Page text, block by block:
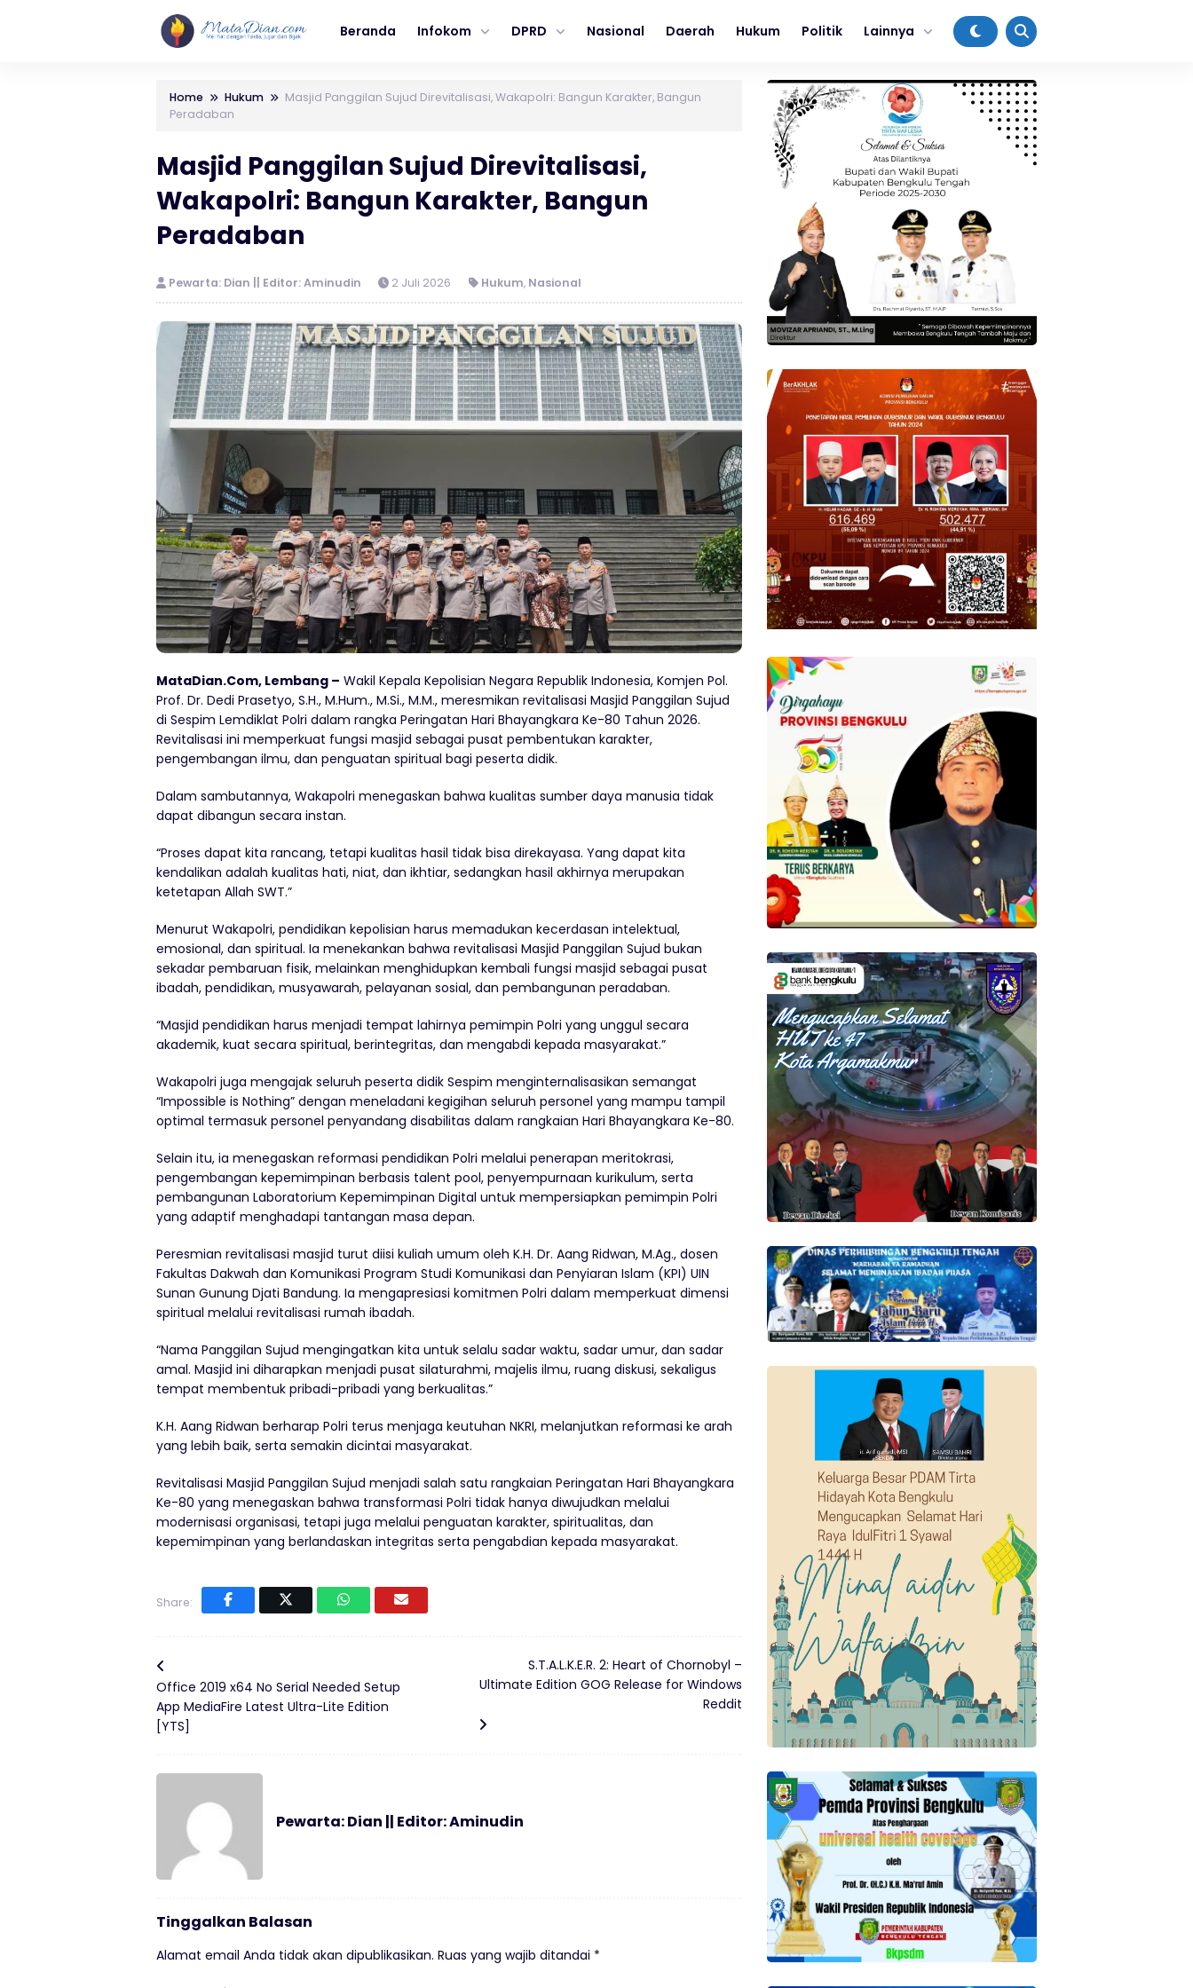
Beranda Infokom DPRD Nasional Daerah Hukum Politik Lainnya
Home Hukum
Masjid Panggilan Sujud Direvitalisasi, Wakapolri: Bangun Karakter, Bangun
Peradaban
Masjid Panggilan Sujud Direvitalisasi,
Wakapolri: Bangun Karakter, Bangun
Peradaban
Pewarta: Dian || Editor: Aminudin 2 Juli 2026 Hukum, Nasional
MataDian.Com, Lembang – Wakil Kepala Kepolisian Negara Republik Indonesia, Komjen Pol.
Prof. Dr. Dedi Prasetyo, S.H., M.Hum., M.Si., M.M., meresmikan revitalisasi Masjid Panggilan Sujud
di Sespim Lemdiklat Polri dalam rangka Peringatan Hari Bhayangkara Ke-80 Tahun 2026.
Revitalisasi ini memperkuat fungsi masjid sebagai pusat pembentukan karakter,
pengembangan ilmu, dan penguatan spiritual bagi peserta didik.
Dalam sambutannya, Wakapolri menegaskan bahwa kualitas sumber daya manusia tidak
dapat dibangun secara instan.
“Proses dapat kita rancang, tetapi kualitas hasil tidak bisa direkayasa. Yang dapat kita
kendalikan adalah kualitas hati, niat, dan ikhtiar, sedangkan hasil akhirnya merupakan
ketetapan Allah SWT.”
Menurut Wakapolri, pendidikan kepolisian harus memadukan kecerdasan intelektual,
emosional, dan spiritual. Ia menekankan bahwa revitalisasi Masjid Panggilan Sujud bukan
sekadar pembaruan fisik, melainkan menghidupkan kembali fungsi masjid sebagai pusat
ibadah, pendidikan, musyawarah, pelayanan sosial, dan pembangunan peradaban.
“Masjid pendidikan harus menjadi tempat lahirnya pemimpin Polri yang unggul secara
akademik, kuat secara spiritual, berintegritas, dan mengabdi kepada masyarakat.”
Wakapolri juga mengajak seluruh peserta didik Sespim menginternalisasikan semangat
“Impossible is Nothing” dengan meneladani kegigihan seluruh personel yang mampu tampil
optimal termasuk personel penyandang disabilitas dalam rangkaian Hari Bhayangkara Ke-80.
Selain itu, ia menegaskan reformasi pendidikan Polri melalui penerapan meritokrasi,
pengembangan kepemimpinan berbasis talent pool, penyempurnaan kurikulum, serta
pembangunan Laboratorium Kepemimpinan Digital untuk mempersiapkan pemimpin Polri
yang adaptif menghadapi tantangan masa depan.
Peresmian revitalisasi masjid turut diisi kuliah umum oleh K.H. Dr. Aang Ridwan, M.Ag., dosen
Fakultas Dakwah dan Komunikasi Program Studi Komunikasi dan Penyiaran Islam (KPI) UIN
Sunan Gunung Djati Bandung. Ia mengapresiasi komitmen Polri dalam memperkuat dimensi
spiritual melalui revitalisasi rumah ibadah.
“Nama Panggilan Sujud mengingatkan kita untuk selalu sadar waktu, sadar umur, dan sadar
amal. Masjid ini diharapkan menjadi pusat silaturahmi, majelis ilmu, ruang diskusi, sekaligus
tempat membentuk pribadi-pribadi yang berkualitas.”
K.H. Aang Ridwan berharap Polri terus menjaga keutuhan NKRI, melanjutkan reformasi ke arah
yang lebih baik, serta semakin dicintai masyarakat.
Revitalisasi Masjid Panggilan Sujud menjadi salah satu rangkaian Peringatan Hari Bhayangkara
Ke-80 yang menegaskan bahwa transformasi Polri tidak hanya diwujudkan melalui
modernisasi organisasi, tetapi juga melalui penguatan karakter, spiritualitas, dan
kepemimpinan yang berlandaskan integritas serta pengabdian kepada masyarakat.
Share:
Office 2019 x64 No Serial Needed Setup
App MediaFire Latest Ultra-Lite Edition
[YTS]
S.T.A.L.K.E.R. 2: Heart of Chornobyl –
Ultimate Edition GOG Release for Windows
Reddit
Pewarta: Dian || Editor: Aminudin
Tinggalkan Balasan
Alamat email Anda tidak akan dipublikasikan. Ruas yang wajib ditandai *